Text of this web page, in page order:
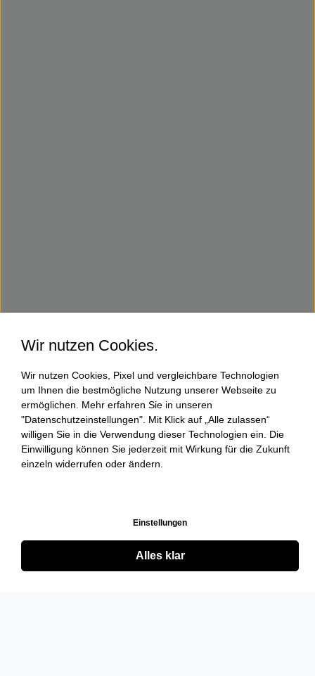
Wir nutzen Cookies.
Wir nutzen Cookies, Pixel und vergleichbare Technologien
um Ihnen die bestmögliche Nutzung unserer Webseite zu
ermöglichen. Mehr erfahren Sie in unseren
"Datenschutzeinstellungen". Mit Klick auf „Alle zulassen“
willigen Sie in die Verwendung dieser Technologien ein. Die
Einwilligung können Sie jederzeit mit Wirkung für die Zukunft
einzeln widerrufen oder ändern.
Einstellungen
Alles klar